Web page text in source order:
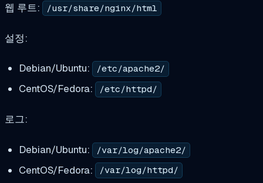
웹 루트: /usr/share/nginx/html
설정:
Debian/Ubuntu: /etc/apache2/
CentOS/Fedora: /etc/httpd/
로그:
Debian/Ubuntu: /var/log/apache2/
CentOS/Fedora: /var/log/httpd/